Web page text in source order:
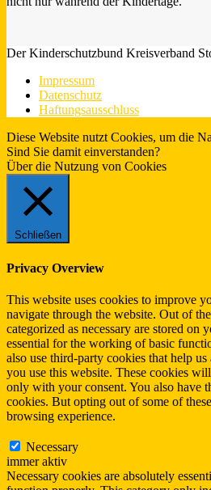
Der Kinderschutzbund Kreisverband
Impressum
Datenschutz
Haftungsausschluss
Diese Website nutzt Cookies, um die
Sind Sie damit einverstanden?
Über die Nutzung von Cookies
Schließen
Privacy Overview
This website uses cookies to improve
navigate through the website. Out of
categorized as necessary are stored on
essential for the working of basic
also use third-party cookies that help
you use this website. These cookies
only with your consent. You also have
cookies. But opting out of some of
browsing experience.
Necessary
immer aktiv
Necessary cookies are absolutely